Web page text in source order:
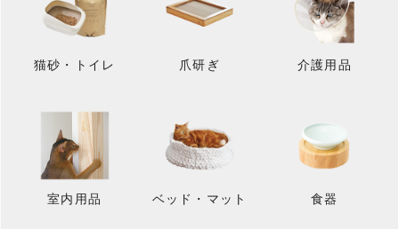
猫砂・トイレ 爪研ぎ 介護用品
室内用品 ベッド・マット 食器